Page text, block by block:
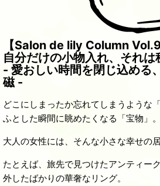
【Salon de lily Column Vol.9
自分だけの小物入れ、それは
- 愛おしい時間を閉じ込める
磁 -
どこにしまったか忘れてしまうような
ふとした瞬間に眺めたくなる「宝物」。
大人の女性には、そんな小さな幸せの
たとえば、旅先で見つけたアンティーク
外したばかりの華奢なリング。